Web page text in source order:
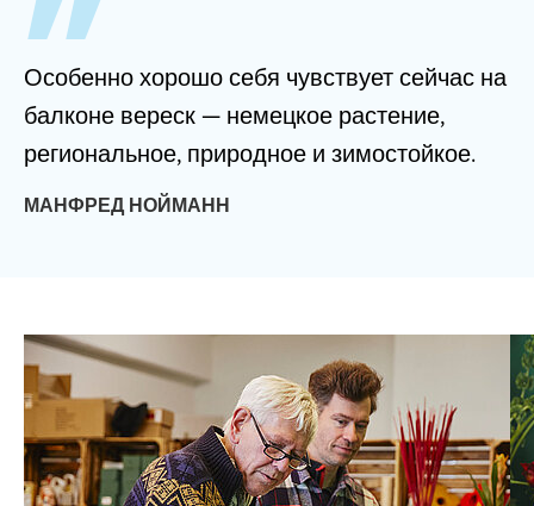
Особенно хорошо себя чувствует сейчас на
балконе вереск — немецкое растение,
региональное, природное и зимостойкое.
МАНФРЕД НОЙМАНН